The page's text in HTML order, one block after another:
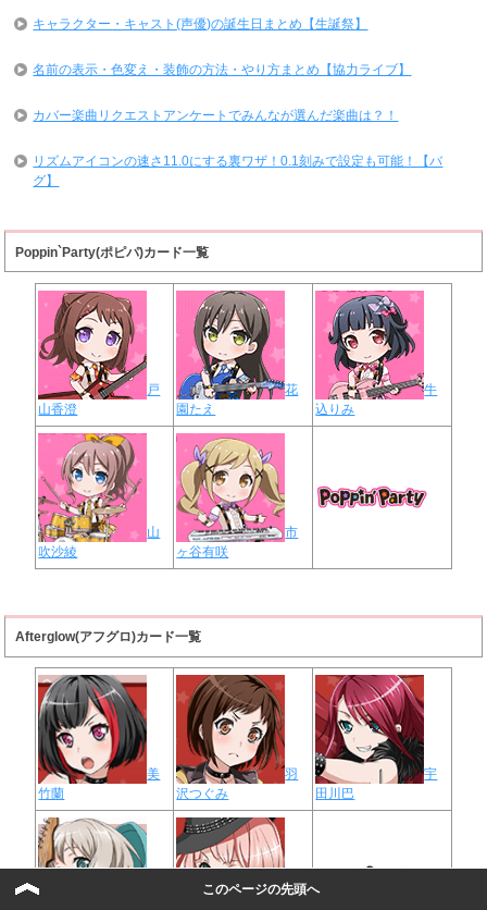
キャラクター・キャスト(声優)の誕生日まとめ【生誕祭】
名前の表示・色変え・装飾の方法・やり方まとめ【協力ライブ】
カバー楽曲リクエストアンケートでみんなが選んだ楽曲は？！
リズムアイコンの速さ11.0にする裏ワザ！0.1刻みで設定も可能！【バ
グ】
Poppin`Party(ポピパ)カード一覧
戸
山香澄
花
園たえ
牛
込りみ
山
吹沙綾
市
ヶ谷有咲
Afterglow(アフグロ)カード一覧
美
竹蘭
羽
沢つぐみ
宇
田川巴
このページの先頭へ